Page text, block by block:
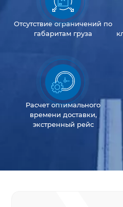
Отсутствиеограничений по
габаритам груза
Расчет оптимального
времени доставки,
экстренный рейс